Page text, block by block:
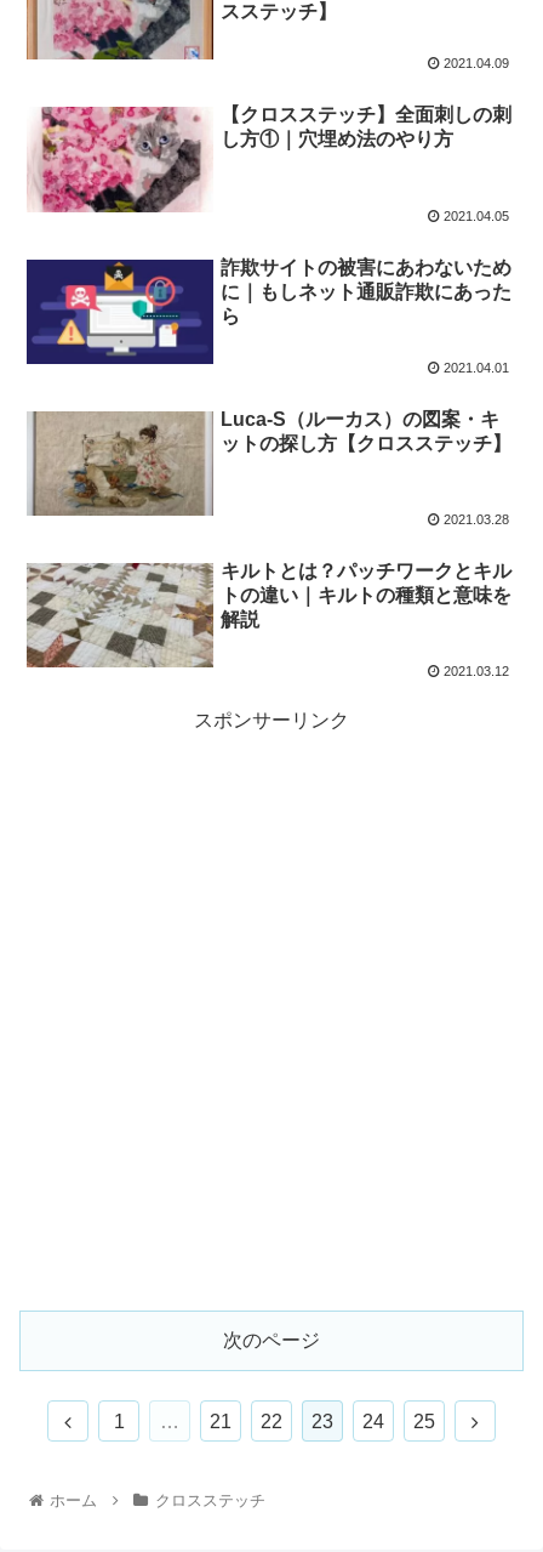
スステッチ】
2021.04.09
【クロスステッチ】全面刺しの刺
し方①｜穴埋め法のやり方
2021.04.05
詐欺サイトの被害にあわないため
に｜もしネット通販詐欺にあった
ら
2021.04.01
Luca-S（ルーカス）の図案・キ
ットの探し方【クロスステッチ】
2021.03.28
キルトとは？パッチワークとキル
トの違い｜キルトの種類と意味を
解説
2021.03.12
スポンサーリンク
次のページ
1 … 21 22 23 24 25
ホーム クロスステッチ